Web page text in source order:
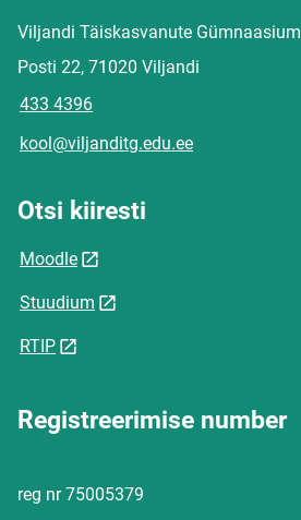
Viljandi Täiskasvanute Gümnaasium
Posti 22, 71020 Viljandi
433 4396
kool@viljanditg.edu.ee
Otsi kiiresti
Moodle
Stuudium
RTIP
Registreerimise number
reg nr 75005379